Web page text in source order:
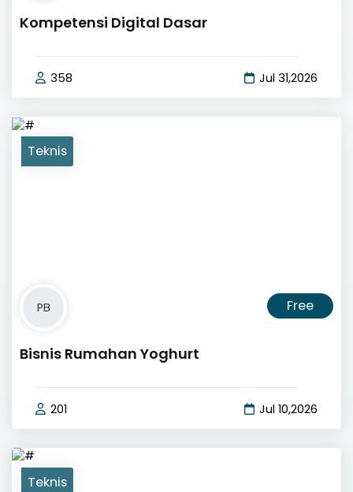
Kompetensi Digital Dasar
358 Jul 31,2026
Teknis
PB Free
Bisnis Rumahan Yoghurt
201 Jul 10,2026
Teknis